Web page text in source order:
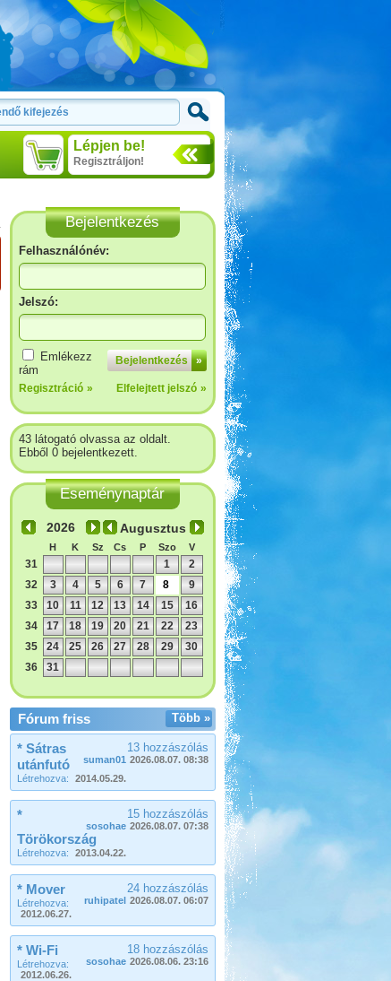
Lépjen be!
Regisztráljon!
Bejelentkezés
Felhasználónév:
Jelszó:
Bejelentkezés »
Emlékezz
rám
Regisztráció » Elfelejtett jelszó »
43 látogató olvassa az oldalt.
Ebből 0 bejelentkezett.
Eseménynaptár
Augusztus
H K Sz Cs P Szo V
31 1
2
32
3 4 5 6 7 8
9
33
10 11 12 13 14 15
16
34
17 18 19 20 21 22
23
35
24 25 26 27 28 29
30
36
31
Több »
Fórum friss
13 hozzászólás
suman01 2026.08.07. 08:38
* Sátras
utánfutó
Létrehozva: 2014.05.29.
15 hozzászólás
sosohae 2026.08.07. 07:38
*
Törökország
Létrehozva: 2013.04.22.
24 hozzászólás
ruhipatel 2026.08.07. 06:07
* Mover
Létrehozva:
2012.06.27.
18 hozzászólás
sosohae 2026.08.06. 23:16
* Wi-Fi
Létrehozva:
2012.06.26.